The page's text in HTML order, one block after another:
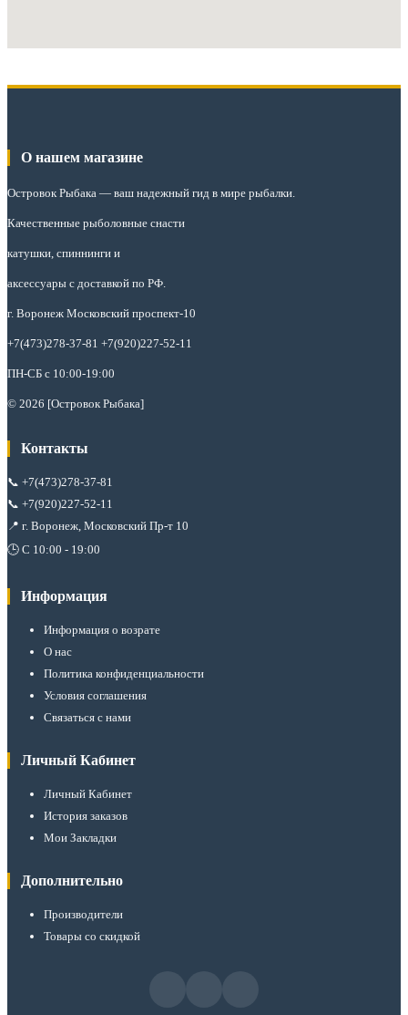
О нашем магазине
Островок Рыбака — ваш надежный гид в мире рыбалки.
Качественные рыболовные снасти
катушки, спиннинги и
аксессуары с доставкой по РФ.
г. Воронеж Московский проспект-10
+7(473)278-37-81 +7(920)227-52-11
ПН-СБ с 10:00-19:00
© 2026 [Островок Рыбака]
Контакты
📞 +7(473)278-37-81
📞 +7(920)227-52-11
📍 г. Воронеж, Московский Пр-т 10
🕒 С 10:00 - 19:00
Информация
Информация о возрате
О нас
Политика конфиденциальности
Условия соглашения
Связаться с нами
Личный Кабинет
Личный Кабинет
История заказов
Мои Закладки
Дополнительно
Производители
Товары со скидкой